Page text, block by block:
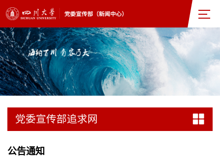
党委宣传部追求网
公告通知